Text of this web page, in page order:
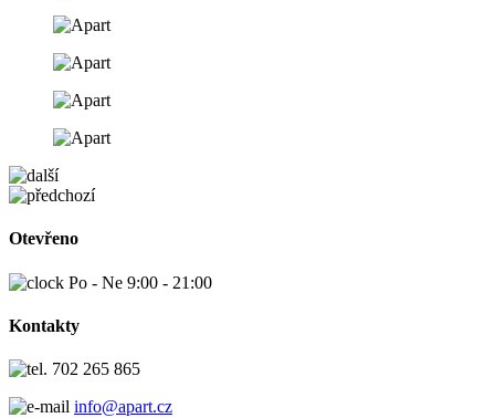
Otevřeno
Po - Ne 9:00 - 21:00
Kontakty
702 265 865
info@apart.cz